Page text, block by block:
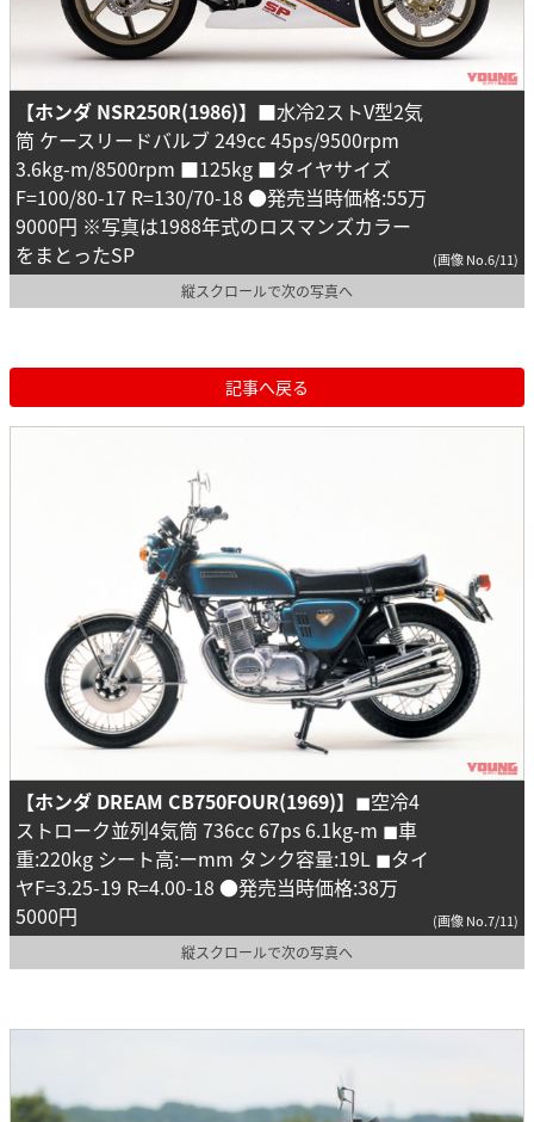
【ホンダ NSR250R(1986)】 ■水冷2ストV型2気
筒 ケースリードバルブ 249cc 45ps/9500rpm
3.6kg-m/8500rpm ■125kg ■タイヤサイズ
F=100/80-17 R=130/70-18 ●発売当時価格:55万
9000円 ※写真は1988年式のロスマンズカラー
をまとったSP
(画像 No.6/11)
縦スクロールで次の写真へ
記事へ戻る
【ホンダ DREAM CB750FOUR(1969)】 ◼︎空冷4
ストローク並列4気筒 736cc 67ps 6.1kg-m ◼︎車
重:220kg シート高:ーmm タンク容量:19L ◼︎タイ
ヤF=3.25-19 R=4.00-18 ●発売当時価格:38万
5000円
(画像 No.7/11)
縦スクロールで次の写真へ